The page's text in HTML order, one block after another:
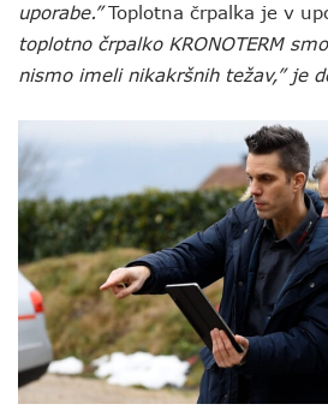
uporabe.”Toplotna črpalka je v
toplotno črpalko KRONOTERM
nismo imeli nikakršnih težav,” je